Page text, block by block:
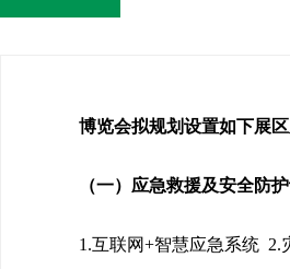
博览会拟规划设置如下展区
（一）应急救援及安全防
1.互联网+智慧应急系统 2.